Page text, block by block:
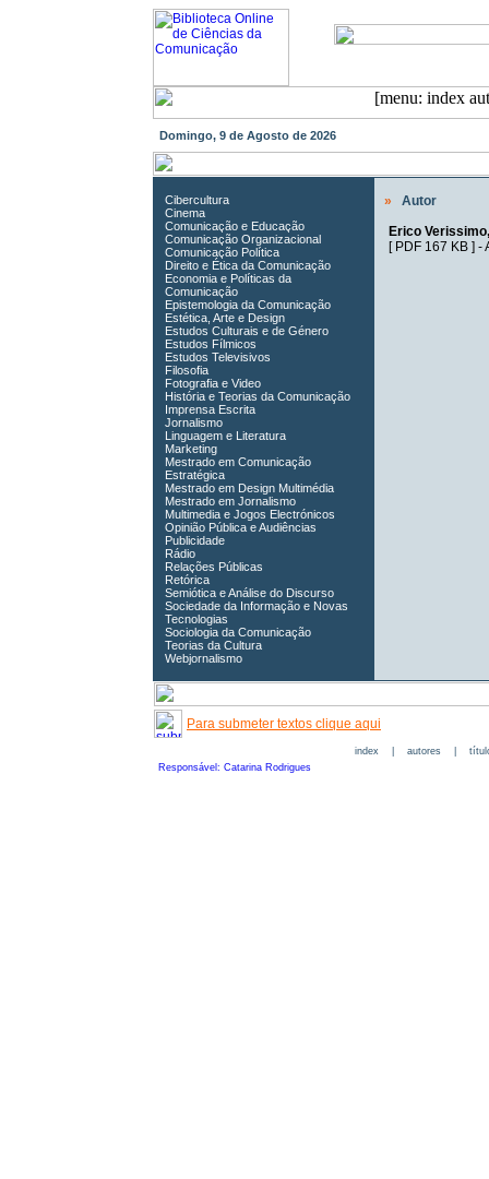
Domingo, 9 de Agosto de 2026
Cibercultura
Cinema
Comunicação e Educação
Comunicação Organizacional
Comunicação Política
Direito e Ética da Comunicação
Economia e Políticas da
Comunicação
Epistemologia da Comunicação
Estética, Arte e Design
Estudos Culturais e de Género
Estudos Fílmicos
Estudos Televisivos
Filosofia
Fotografia e Video
História e Teorias da Comunicação
Imprensa Escrita
Jornalismo
Linguagem e Literatura
Marketing
Mestrado em Comunicação
Estratégica
Mestrado em Design Multimédia
Mestrado em Jornalismo
Multimedia e Jogos Electrónicos
Opinião Pública e Audiências
Publicidade
Rádio
Relações Públicas
Retórica
Semiótica e Análise do Discurso
Sociedade da Informação e Novas
Tecnologias
Sociologia da Comunicação
Teorias da Cultura
Webjornalismo
»
Autor
Erico
[ PDF 167 KB] -
Para submeter textos clique aqui
index| autores|